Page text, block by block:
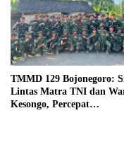
TMMD 129 Bojonegoro:
Lintas Matra TNI dan
Kesongo, Percepat